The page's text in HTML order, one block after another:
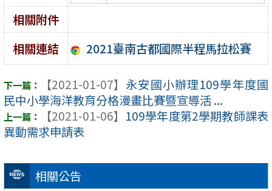
相關公告
相關附件
相關連結
2021臺南古都國際半程馬拉松賽
【2021-01-07】 永安國小辦理109學年度國
民中小學海洋教育分格漫畫比賽暨宣導活 ...
【2021-01-06】 109學年度第2學期教師課表
異動需求申請表